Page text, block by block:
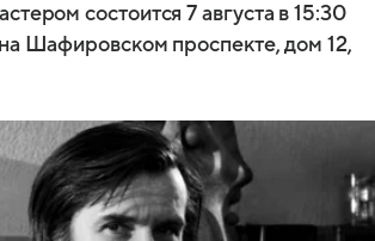
состоится 7 августа в 15:30
Шафировском проспекте, дом 12,